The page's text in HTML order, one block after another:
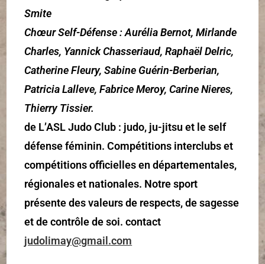
Smite
Chœur Self-Défense : Aurélia Bernot, Mirlande
Charles, Yannick Chasseriaud, Raphaël Delric,
Catherine Fleury, Sabine Guérin-Berberian,
Patricia Lalleve, Fabrice Meroy, Carine Nieres,
Thierry Tissier.
de L’ASL Judo Club : judo, ju-jitsu et le self
défense féminin. Compétitions interclubs et
compétitions officielles en départementales,
régionales et nationales. Notre sport
présente des valeurs de respects, de sagesse
et de contrôle de soi. contact
judolimay@gmail.com